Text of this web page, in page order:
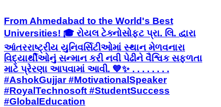
From Ahmedabad to the World's Best
Universities! 🎓 રોયલ ટેક્નોસોફ્ટ પ્રા. લિ. દ્વારા
આંતરરાષ્ટ્રીય યુનિવર્સિટીઓમાં સ્થાન મેળવનારા
વિદ્યાર્થીઓનું સન્માન કરી નવી પેઢીને વૈશ્વિક સફળતા
માટે પ્રેરણા આપવામાં આવી. 💙✨ . . . . . . . .
#AshokGujjar #MotivationalSpeaker
#RoyalTechnosoft #StudentSuccess
#GlobalEducation